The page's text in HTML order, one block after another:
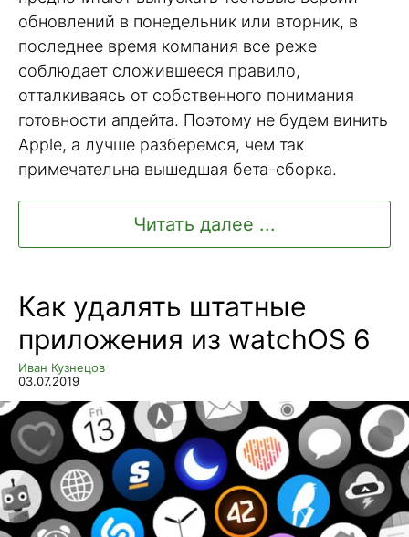
обновлений в понедельник или вторник, в
последнее время компания все реже
соблюдает сложившееся правило,
отталкиваясь от собственного понимания
готовности апдейта. Поэтому не будем винить
Apple, а лучше разберемся, чем так
примечательна вышедшая бета-сборка.
Читать далее ...
Как удалять штатные
приложения из watchOS 6
Иван Кузнецов
03.07.2019